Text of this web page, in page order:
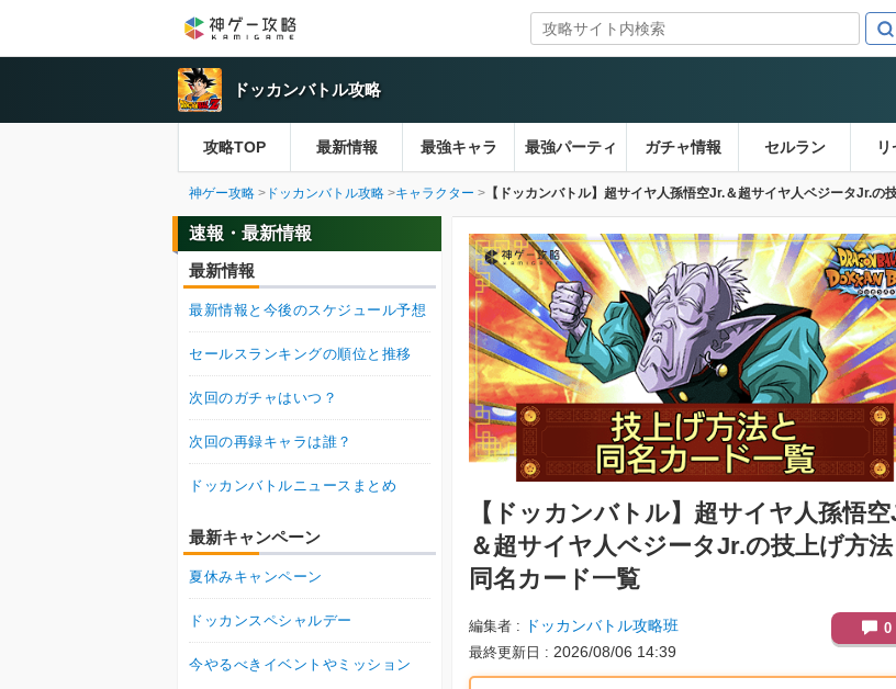
ドッカンバトル攻略
攻略TOP 最新情報 最強キャラ 最強パーティ ガチャ情報 セルラン
神ゲー攻略 ドッカンバトル攻略 キャラクター 【ドッカンバトル】超サイヤ人孫悟空Jr.＆超サイヤ人ベジータJr.の
【ドッカンバトル】 超サイヤ人孫悟空
＆超サイヤ人ベジータJr.の技上げ方法
同名カード一覧
編集者 ドッカンバトル攻略班
最終更新日 2026/08/06 14:39
0
速報・最新情報
最新情報
最新情報と今後のスケジュール予想
セールスランキングの順位と推移
次回のガチャはいつ？
次回の再録キャラは誰？
ドッカンバトルニュースまとめ
最新キャンペーン
夏休みキャンペーン
ドッカンスペシャルデー
今やるべきイベントやミッション